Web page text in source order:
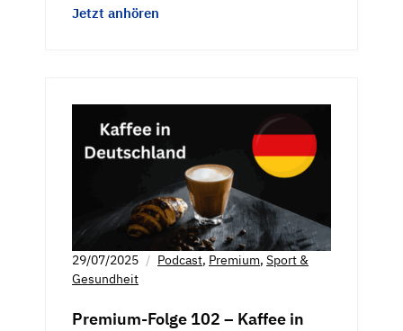
Jetzt anhören
29/07/2025 Podcast, Premium, Sport &
Gesundheit
Premium-Folge 102 – Kaffee in